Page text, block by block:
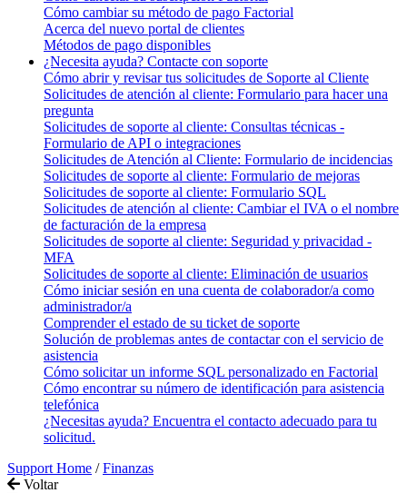
Cómo cambiar su método de pago Factorial
Acerca del nuevo portal de clientes
Métodos de pago disponibles
¿Necesita ayuda? Contacte con soporte
Cómo abrir y revisar tus solicitudes de Soporte al Cliente
Solicitudes de atención al cliente: Formulario para hacer una
pregunta
Solicitudes de soporte al cliente: Consultas técnicas -
Formulario de API o integraciones
Solicitudes de Atención al Cliente: Formulario de incidencias
Solicitudes de soporte al cliente: Formulario de mejoras
Solicitudes de soporte al cliente: Formulario SQL
Solicitudes de atención al cliente: Cambiar el IVA o el nombre
de facturación de la empresa
Solicitudes de soporte al cliente: Seguridad y privacidad -
MFA
Solicitudes de soporte al cliente: Eliminación de usuarios
Cómo iniciar sesión en una cuenta de colaborador/a como
administrador/a
Comprender el estado de su ticket de soporte
Solución de problemas antes de contactar con el servicio de
asistencia
Cómo solicitar un informe SQL personalizado en Factorial
Cómo encontrar su número de identificación para asistencia
telefónica
¿Necesitas ayuda? Encuentra el contacto adecuado para tu
solicitud.
Support Home / Finanzas
Voltar